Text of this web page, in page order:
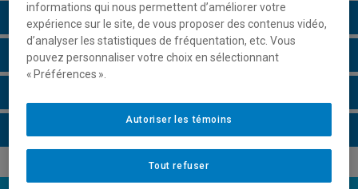
Description du cours
Horaire - Été 2026
informations qui nous permettent d’améliorer votre
expérience sur le site, de vous proposer des contenus vidéo,
d’analyser les statistiques de fréquentation, etc. Vous
pouvez personnaliser votre choix en sélectionnant
« Préférences ».
Tout refuser
Autoriser les témoins